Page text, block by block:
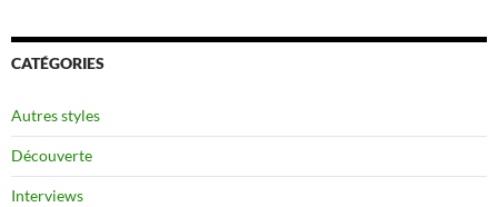
CATÉGORIES
Autres styles
Découverte
Interviews